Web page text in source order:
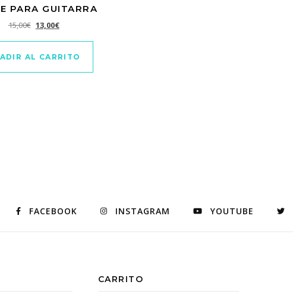
PARA GUITARRA
15,00€ El precio original era: 15,00€.
13,00€El precio actual es: 13,00€.
AL CARRITO
FACEBOOK INSTAGRAM YOUTUBE
CARRITO